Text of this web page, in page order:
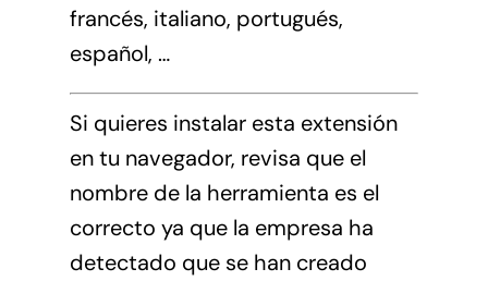
francés, italiano, portugués,
español, …
Si quieres instalar esta extensión
en tu navegador, revisa que el
nombre de la herramienta es el
correcto ya que la empresa ha
detectado que se han creado